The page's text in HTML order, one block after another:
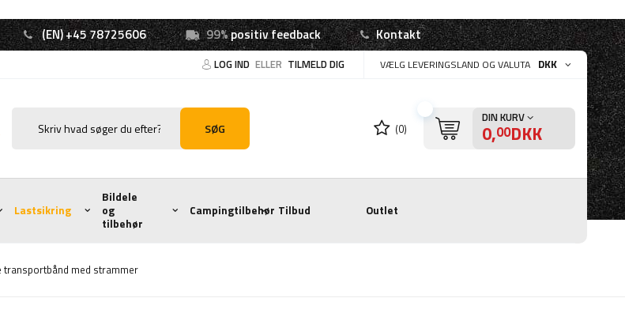
(EN) +45 78725606 99%positiv feedback Kontakt
LOG IND ELLER TILMELD DIG VÆLG LEVERINGSLAND OG VALUTA DKK
SØG (0)
DIN KURV
0,00DKK
Lastsikring
Bildele
og
tilbehør
Campingtilbehør Tilbud Outlet
transportbånd med strammer